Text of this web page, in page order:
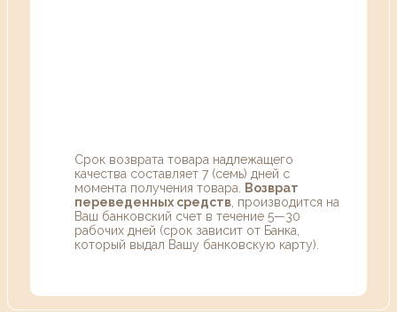
Срок возврата товара надлежащего
качества составляет 7 (семь) дней с
момента получения товара.
Возврат
переведенных средств , производится на
Ваш банковский счет в течение 5—30
рабочих дней (срок зависит от Банка,
который выдал Вашу банковскую карту).